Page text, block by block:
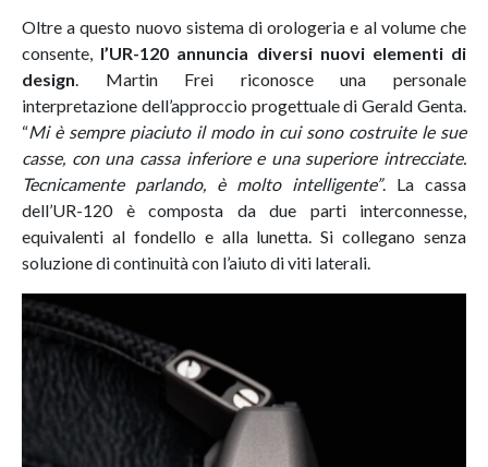
Oltre a questo nuovo sistema di orologeria e al volume che
consente, l’UR-120 annuncia diversi nuovi elementi di
design. Martin Frei riconosce una personale
interpretazione dell’approccio progettuale di Gerald Genta.
“Mi è sempre piaciuto il modo in cui sono costruite le sue
casse, con una cassa inferiore e una superiore intrecciate.
Tecnicamente parlando, è molto intelligente”. La cassa
dell’UR-120 è composta da due parti interconnesse,
equivalenti al fondello e alla lunetta. Si collegano senza
soluzione di continuità con l’aiuto di viti laterali.